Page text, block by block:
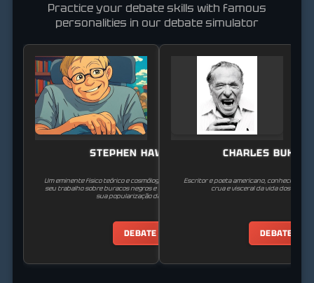
Practice your debate skills with famous
personalities in our debate simulator
STEPHEN HAWKING
Um eminente físico teórico e cosmólogo britânico, renomado por
seu trabalho sobre buracos negros e cosmologia, bem como por
sua popularização da ciência.
DEBATE
CHARLES
Escritor e poeta americano, conhecido por
crua e visceral da vida dos
DEBATE